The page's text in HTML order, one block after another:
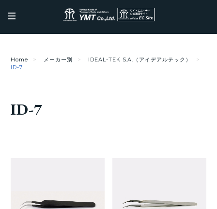
Home メーカー別
IDEAL-TEK S.A.（アイデアルテック）
ID-7
ID-7